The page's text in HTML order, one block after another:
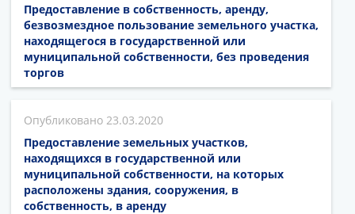
Предоставление в собственность, аренду,
безвозмездное пользование земельного участка,
находящегося в государственной или
муниципальной собственности, без проведения
торгов
23.03.2020
Предоставление земельных участков,
находящихся в государственной или
муниципальной собственности, на которых
расположены здания, сооружения, в
собственность, в аренду